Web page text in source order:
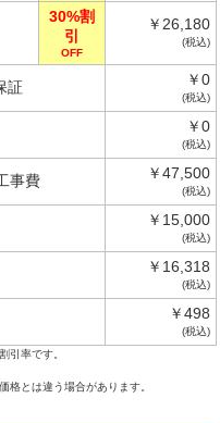
30%割
引
OFF
￥26,180
(税込)
証 ￥0
(税込)
￥0
(税込)
事費 ￥47,500
(税込)
￥15,000
(税込)
￥16,318
(税込)
￥498
(税込)
引率です。
とは違う場合があります。